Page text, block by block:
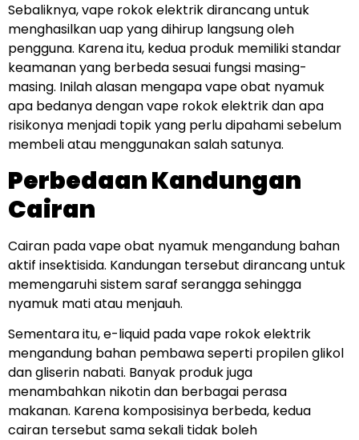
Sebaliknya, vape rokok elektrik dirancang untuk
menghasilkan uap yang dihirup langsung oleh
pengguna. Karena itu, kedua produk memiliki standar
keamanan yang berbeda sesuai fungsi masing-
masing. Inilah alasan mengapa vape obat nyamuk
apa bedanya dengan vape rokok elektrik dan apa
risikonya menjadi topik yang perlu dipahami sebelum
membeli atau menggunakan salah satunya.
Perbedaan Kandungan
Cairan
Cairan pada vape obat nyamuk mengandung bahan
aktif insektisida. Kandungan tersebut dirancang untuk
memengaruhi sistem saraf serangga sehingga
nyamuk mati atau menjauh.
Sementara itu, e-liquid pada vape rokok elektrik
mengandung bahan pembawa seperti propilen glikol
dan gliserin nabati. Banyak produk juga
menambahkan nikotin dan berbagai perasa
makanan. Karena komposisinya berbeda, kedua
cairan tersebut sama sekali tidak boleh